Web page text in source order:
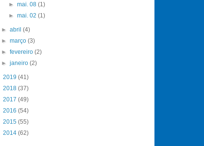
► mai. 08 (1)
► mai. 02 (1)
►abril(4)
►março(3)
►fevereiro(2)
►janeiro(2)
2019 (41)
2018 (37)
2017 (49)
2016 (54)
2015 (55)
2014 (62)